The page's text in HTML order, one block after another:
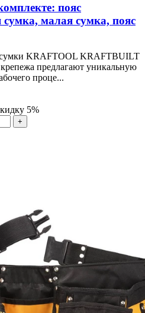
пояс
малая сумка, пояс
KRAFTOOL KRAFTBUILT
предлагают уникальную
проце...
5%
+